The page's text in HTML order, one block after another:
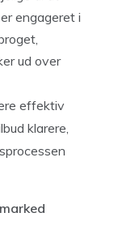
engageret i
ud over
effektiv
klarere,